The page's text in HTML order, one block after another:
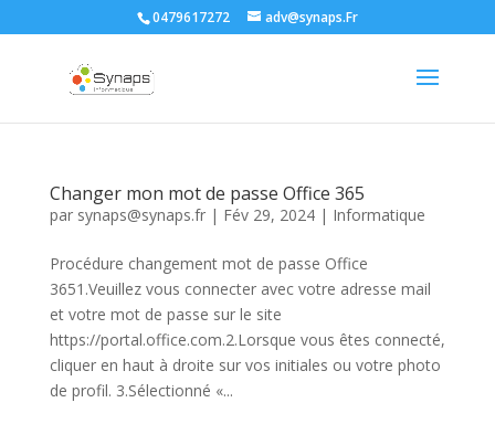
0479617272 adv@synaps.Fr
Changer mon mot de passe Office 365
par synaps@synaps.fr| Fév 29, 2024| Informatique
Procédure changement mot de passe Office
3651.Veuillez vous connecter avec votre adresse mail
et votre mot de passe sur le site
https://portal.office.com.2.Lorsque vous êtes connecté,
cliquer en haut à droite sur vos initiales ou votre photo
de profil. 3.Sélectionné «...